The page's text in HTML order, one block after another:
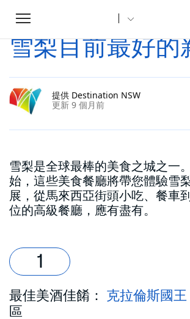
Toggle
navigation
家 雪梨目前最好的新餐廳
雪梨目前最好的
提供 Destination NSW
更新 9 個月前
雪梨是全球最棒的美食之城之一
始，這些美食餐廳將帶您體驗雪
展，從馬來西亞街頭小吃、餐車
位的高級餐廳，應有盡有。
最佳美酒佳餚： 克拉倫斯國王
區